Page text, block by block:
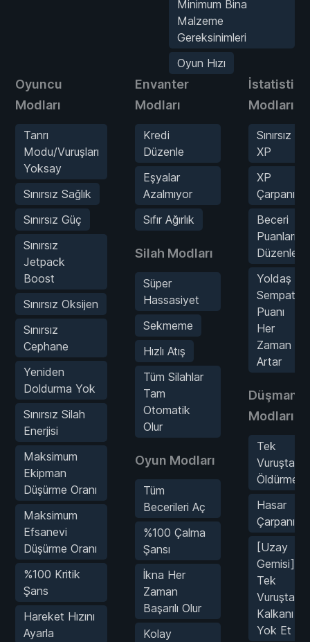
Minimum Bina
Malzeme
Gereksinimleri
Oyun Hızı
Oyuncu
Modları
Tanrı
Modu/Vuruşları
Yoksay
Sınırsız Sağlık
Sınırsız Güç
Sınırsız
Jetpack
Boost
Sınırsız Oksijen
Sınırsız
Cephane
Yeniden
Doldurma Yok
Sınırsız Silah
Enerjisi
Maksimum
Ekipman
Düşürme Oranı
Maksimum
Efsanevi
Düşürme Oranı
%100 Kritik
Şans
Hareket Hızını
Ayarla
Envanter
Modları
Kredi
Düzenle
Eşyalar
Azalmıyor
Sıfır Ağırlık
Silah Modları
Süper
Hassasiyet
Sekmeme
Hızlı Atış
Tüm Silahlar
Tam
Otomatik
Olur
Oyun Modları
Tüm
Becerileri Aç
%100 Çalma
Şansı
İkna Her
Zaman
Başarılı Olur
Kolay
İstatistik
Modları
Sınırsız
XP
XP
Çarpanı
Beceri
Puanlarını
Düzenle
Yoldaş
Sempati
Puanı
Her
Zaman
Artar
Modları
Tek
Vuruşta
Öldürme
Hasar
Çarpanı
[Uzay
Gemisi]
Tek
Vuruşta
Kalkanı
Yok Et